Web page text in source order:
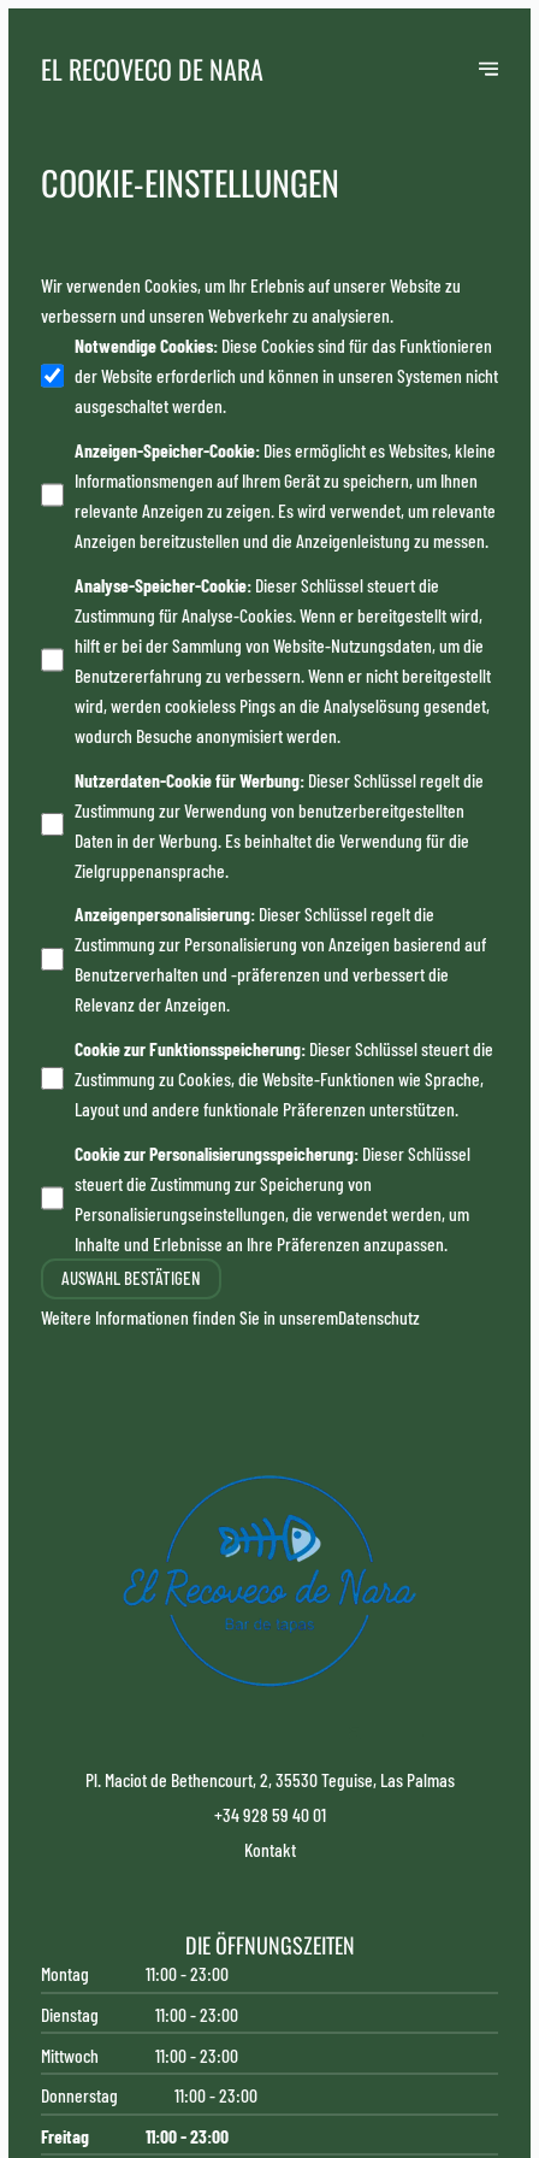
EL RECOVECO DE NARA
COOKIE-EINSTELLUNGEN
Wir verwenden Cookies, um Ihr Erlebnis auf unserer Website zu
verbessern und unseren Webverkehr zu analysieren.
Notwendige Cookies: Diese Cookies sind für das Funktionieren
der Website erforderlich und können in unseren Systemen nicht
ausgeschaltet werden.
Anzeigen-Speicher-Cookie: Dies ermöglicht es Websites, kleine
Informationsmengen auf Ihrem Gerät zu speichern, um Ihnen
relevante Anzeigen zu zeigen. Es wird verwendet, um relevante
Anzeigen bereitzustellen und die Anzeigenleistung zu messen.
Analyse-Speicher-Cookie: Dieser Schlüssel steuert die
Zustimmung für Analyse-Cookies. Wenn er bereitgestellt wird,
hilft er bei der Sammlung von Website-Nutzungsdaten, um die
Benutzererfahrung zu verbessern. Wenn er nicht bereitgestellt
wird, werden cookieless Pings an die Analyselösung gesendet,
wodurch Besuche anonymisiert werden.
Nutzerdaten-Cookie für Werbung: Dieser Schlüssel regelt die
Zustimmung zur Verwendung von benutzerbereitgestellten
Daten in der Werbung. Es beinhaltet die Verwendung für die
Zielgruppenansprache.
Anzeigenpersonalisierung: Dieser Schlüssel regelt die
Zustimmung zur Personalisierung von Anzeigen basierend auf
Benutzerverhalten und -präferenzen und verbessert die
Relevanz der Anzeigen.
Cookie zur Funktionsspeicherung: Dieser Schlüssel steuert die
Zustimmung zu Cookies, die Website-Funktionen wie Sprache,
Layout und andere funktionale Präferenzen unterstützen.
Cookie zur Personalisierungsspeicherung: Dieser Schlüssel
steuert die Zustimmung zur Speicherung von
Personalisierungseinstellungen, die verwendet werden, um
Inhalte und Erlebnisse an Ihre Präferenzen anzupassen.
AUSWAHL BESTÄTIGEN
Weitere Informationen finden Sie in unseremDatenschutz
Pl. Maciot de Bethencourt, 2, 35530 Teguise, Las Palmas
+34 928 59 40 01
Kontakt
DIE ÖFFNUNGSZEITEN
Montag
11:00 - 23:00
Dienstag
11:00 - 23:00
Mittwoch
11:00 - 23:00
Donnerstag
11:00 - 23:00
Freitag
11:00 - 23:00